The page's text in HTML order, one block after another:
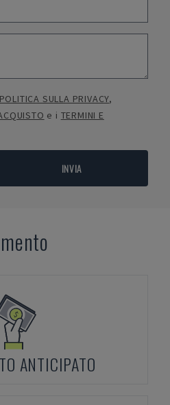
POLITICA SULLA PRIVACY,
e i TERMINI E
INVIA
ANTICIPATO